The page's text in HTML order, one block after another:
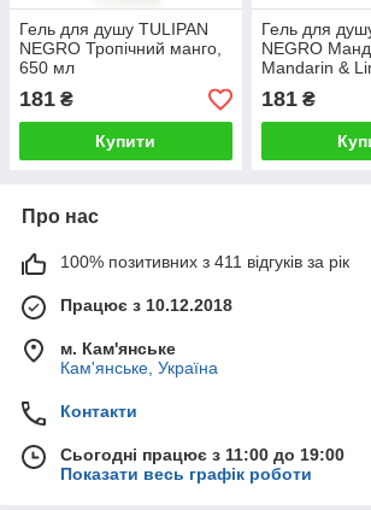
Гель для душу TULIPAN
NEGRO Тропічний манго,
650 мл
181 ₴
Купити
Гель для
NEGRO
Mandarin &
Gel, 650 мл
181₴
Про нас
100% позитивних з 411 відгуків за рік
Працює з 10.12.2018
м. Кам'янське
Кам'янське, Україна
Контакти
Сьогодні працює з 11:00 до 19:00
Показати весь графік роботи